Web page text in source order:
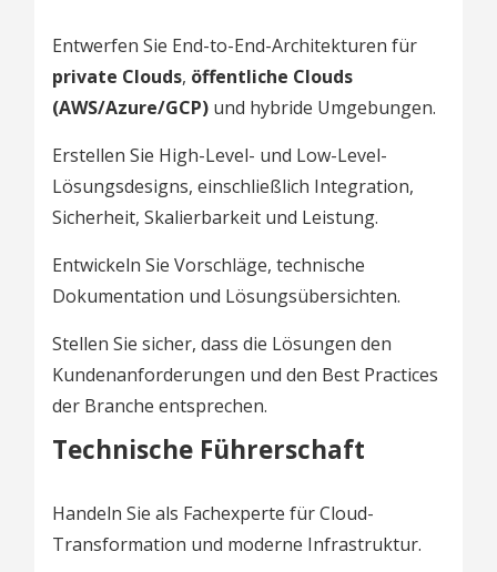
Entwerfen Sie End-to-End-Architekturen für
private Clouds, öffentliche Clouds
(AWS/Azure/GCP) und hybride Umgebungen.
Erstellen Sie High-Level- und Low-Level-
Lösungsdesigns, einschließlich Integration,
Sicherheit, Skalierbarkeit und Leistung.
Entwickeln Sie Vorschläge, technische
Dokumentation und Lösungsübersichten.
Stellen Sie sicher, dass die Lösungen den
Kundenanforderungen und den Best Practices
der Branche entsprechen.
Technische Führerschaft
Handeln Sie als Fachexperte für Cloud-
Transformation und moderne Infrastruktur.